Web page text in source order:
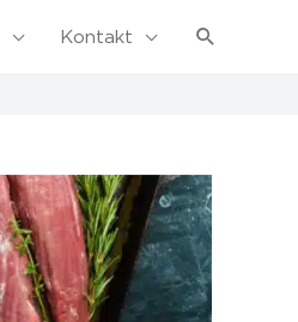
Kontakt Sök